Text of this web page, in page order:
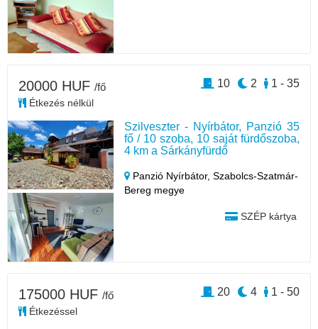
Szilveszter - Nyírbátor, Panzió 35
fő / 10 szoba, 10 saját fürdőszoba,
4 km a Sárkányfürdő
Panzió Nyírbátor,Szabolcs-Szatmár-
Bereg megye
SZÉP kártya
20000 HUF /fő
Étkezés nélkül
1 - 35
2
10
175000 HUF /fő
Étkezéssel
1 - 50
4
20